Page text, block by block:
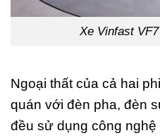
Xe Vinfast
Ngoại thất của cả hai
quán với đèn pha, đèn
đều sử dụng công